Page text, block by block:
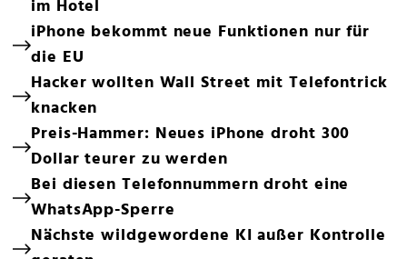
im Hotel
iPhone bekommt neue Funktionen nur für
die EU
Hacker wollten Wall Street mit Telefontrick
knacken
Preis-Hammer: Neues iPhone droht 300
Dollar teurer zu werden
Bei diesen Telefonnummern droht eine
WhatsApp-Sperre
Nächste wildgewordene KI außer Kontrolle